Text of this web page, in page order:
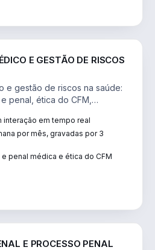
E GESTÃO DE RISCOS
e gestão de riscos na saúde:
penal, ética do CFM,
interação em tempo real
por mês, gravadas por 3
penal médica e ética do CFM
E PROCESSO PENAL